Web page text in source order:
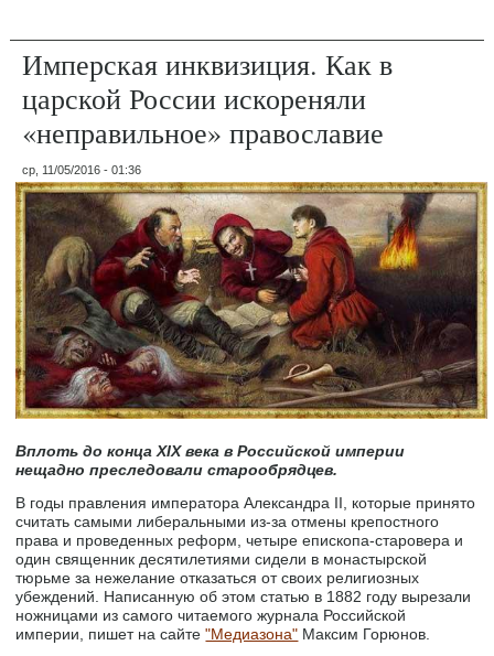
Имперская инквизиция. Как в
царской России искореняли
«неправильное» православие
ср, 11/05/2016 - 01:36
Вплоть до конца XIX века в Российской империи
нещадно преследовали старообрядцев.
В годы правления императора Александра II, которые принято
считать самыми либеральными из-за отмены крепостного
права и проведенных реформ, четыре епископа-старовера и
один священник десятилетиями сидели в монастырской
тюрьме за нежелание отказаться от своих религиозных
убеждений. Написанную об этом статью в 1882 году вырезали
ножницами из самого читаемого журнала Российской
империи, пишет на сайте"Медиазона" Максим Горюнов.